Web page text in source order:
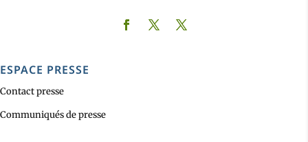
ESPACE PRESSE
Contact presse
Communiqués de presse